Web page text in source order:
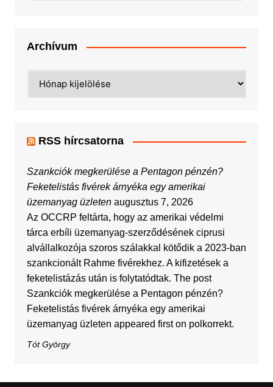
Archívum
RSS hírcsatorna
Szankciók megkerülése a Pentagon pénzén?
Feketelistás fivérek árnyéka egy amerikai
üzemanyag üzleten augusztus 7, 2026
Az OCCRP feltárta, hogy az amerikai védelmi
tárca erbíli üzemanyag-szerződésének ciprusi
alvállalkozója szoros szálakkal kötődik a 2023-ban
szankcionált Rahme fivérekhez. A kifizetések a
feketelistázás után is folytatódtak. The post
Szankciók megkerülése a Pentagon pénzén?
Feketelistás fivérek árnyéka egy amerikai
üzemanyag üzleten appeared first on polkorrekt.
Tót György